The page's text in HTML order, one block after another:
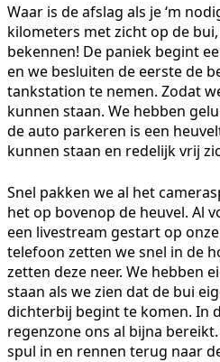
Waar is de afslag als je ‘m
kilometers met zicht op de
bekennen! De paniek begint
en we besluiten de eerste de
tankstation te nemen. Zodat
kunnen staan. We hebben
de auto parkeren is een
kunnen staan en redelijk vrij
Snel pakken we al het
het op bovenop de heuvel. Al
een livestream gestart op
telefoon zetten we snel in de
zetten deze neer. We hebben
staan als we zien dat de bui
dichterbij begint te komen. In
regenzone ons al bijna
spul in en rennen terug naar